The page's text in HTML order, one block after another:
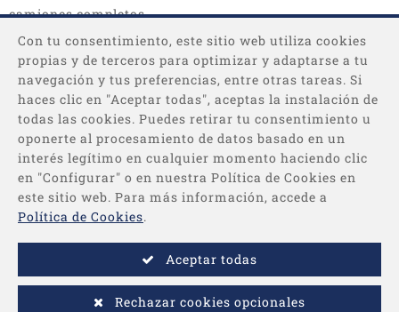
camiones completos.
Categorías
Información
Con tu consentimiento, este sitio web utiliza cookies
propias y de terceros para optimizar y adaptarse a tu
navegación y tus preferencias, entre otras tareas. Si
haces clic en "Aceptar todas", aceptas la instalación de
todas las cookies. Puedes retirar tu consentimiento u
oponerte al procesamiento de datos basado en un
interés legítimo en cualquier momento haciendo clic
en "Configurar" o en nuestra Política de Cookies en
este sitio web. Para más información, accede a
Política de Cookies.
Aceptar todas
Rechazar cookies opcionales